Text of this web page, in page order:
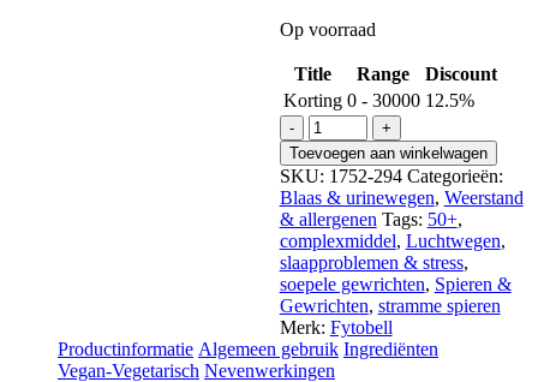
Op voorraad
Title Range
Discount
Korting 0 - 30000 12.5%
Ribes
Nigrum
Weerstand
aantal
Toevoegen aan winkelwagen
SKU: 1752-294 Categorieën:
Blaas & urinewegen, Weerstand
& allergenen Tags: 50+,
complexmiddel, Luchtwegen,
slaapproblemen & stress,
soepele gewrichten, Spieren &
Gewrichten, stramme spieren
Merk: Fytobell
Productinformatie Algemeen gebruik Ingrediënten
Vegan-Vegetarisch Nevenwerkingen